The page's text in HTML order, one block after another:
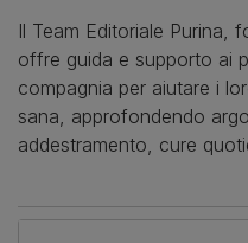
Il Team Editoriale Purina,
offre guida e supporto ai
compagnia per aiutare i
sana, approfondendo
addestramento, cure